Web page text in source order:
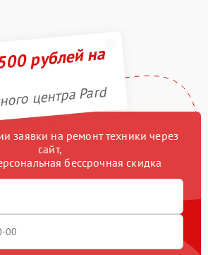
рублей на
центра Pard
заявки на ремонт техники через
сайт,
бессрочная скидка